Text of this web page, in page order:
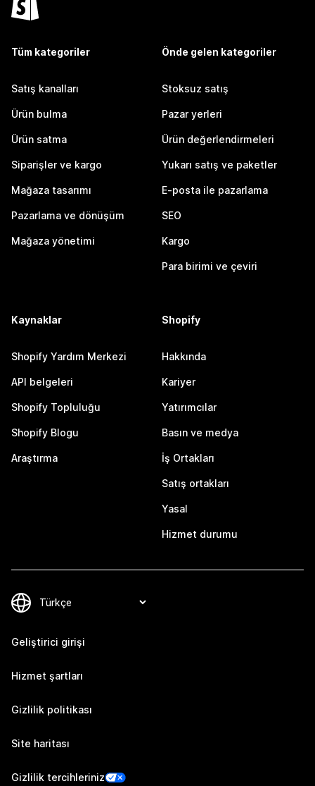
Tüm kategoriler
Satış kanalları
Ürün bulma
Ürün satma
Siparişler ve kargo
Mağaza tasarımı
Pazarlama ve dönüşüm
Mağaza yönetimi
Önde gelen kategoriler
Stoksuz satış
Pazar yerleri
Ürün değerlendirmeleri
Yukarı satış ve paketler
E-posta ile pazarlama
SEO
Kargo
Para birimi ve çeviri
Kaynaklar
Shopify Yardım Merkezi
API belgeleri
Shopify Topluluğu
Shopify Blogu
Araştırma
Shopify
Hakkında
Kariyer
Yatırımcılar
Basın ve medya
İş Ortakları
Satış ortakları
Yasal
Hizmet durumu
Geliştirici girişi
Hizmet şartları
Gizlilik politikası
Site haritası
Gizlilik tercihleriniz